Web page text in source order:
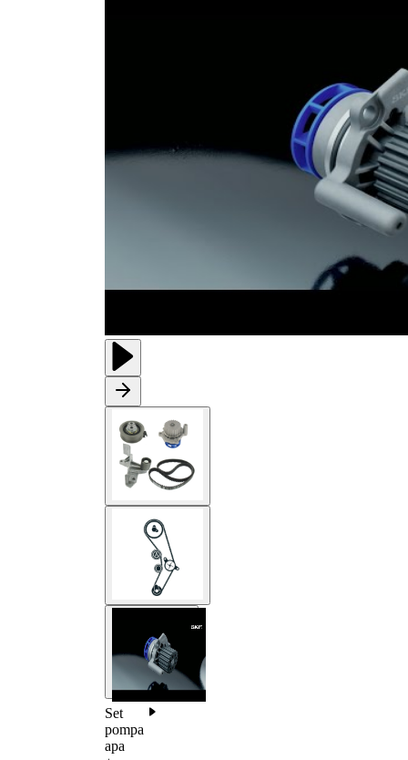
Set
pompa
apa